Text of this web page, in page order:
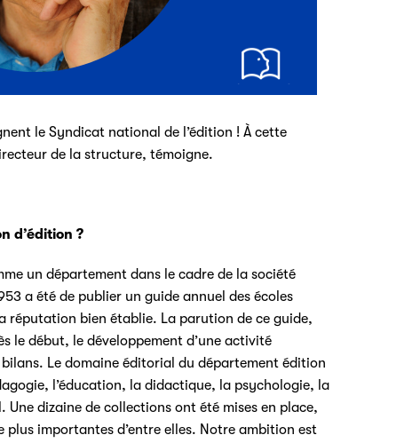
le Syndicat national de l’édition ! À cette
de la structure, témoigne.
d’édition ?
un département dans le cadre de la société
a été de publier un guide annuel des écoles
réputation bien établie. La parution de ce guide,
le début, le développement d’une activité
Le domaine éditorial du département édition
l’éducation, la didactique, la psychologie, la
Une dizaine de collections ont été mises en place,
importantes d’entre elles. Notre ambition est